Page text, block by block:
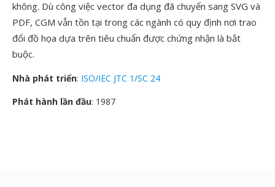
không. Dù công việc vector đa dụng đã chuyển sang SVG và
PDF, CGM vẫn tồn tại trong các ngành có quy định nơi trao
đổi đồ họa dựa trên tiêu chuẩn được chứng nhận là bắt
buộc.
Nhà phát triển: ISO/IEC JTC 1/SC 24
Phát hành lần đầu: 1987